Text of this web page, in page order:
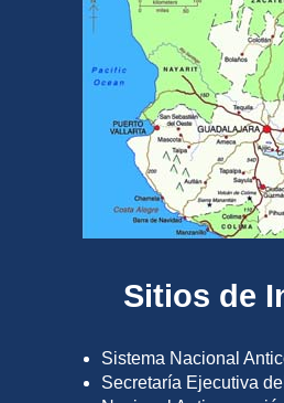
Sitios de
Sistema Nacional
Secretaría Ejecutiva